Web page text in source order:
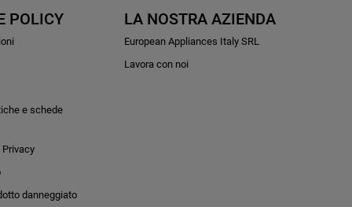
POLICY
e schede
danneggiato
LA NOSTRA AZIENDA
European Appliances Italy SRL
Lavora con noi